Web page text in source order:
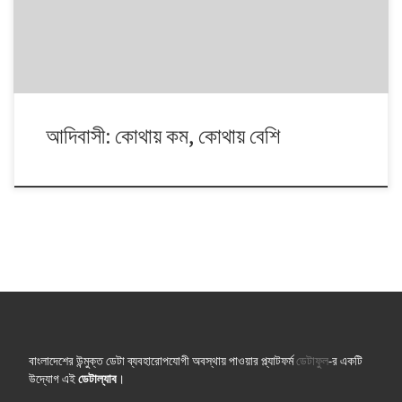
আদিবাসী: কোথায় কম, কোথায় বেশি
বাংলাদেশের উন্মুক্ত ডেটা ব্যবহারোপযোগী অবস্থায় পাওয়ার প্ল্যাটফর্মডেটাফুল-র একটি
উদ্যোগ এইডেটাল্যাব।